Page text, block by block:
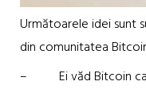
Următoarele idei sunt
din comunitatea
– Ei văd Bitcoin ca